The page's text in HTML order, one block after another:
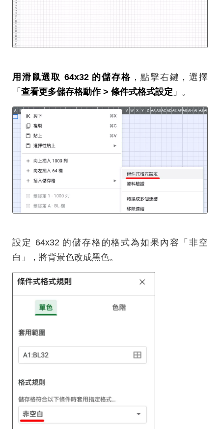
用滑鼠選取 64x32 的儲存格 ，點擊右鍵，選擇
「 查看更多儲存格動作 > 條件式格式設定 」。
設定 64x32 的儲存格的格式為如果內容「非空
白」，將背景色改成黑色。